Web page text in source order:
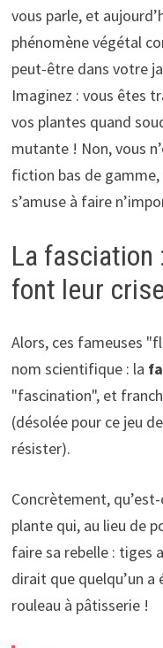
vous parle, et
phénomène végétal
peut-être dans votre
Imaginez : vous êtes
vos plantes quand
mutante ! Non, vous
fiction bas de gamme,
s’amuse à faire
La fasciation
font leur
Alors, ces fameuses
nom scientifique : la
"fascination", et
(désolée pour ce jeu
résister).
Concrètement,
plante qui, au lieu de
faire sa rebelle : tiges
dirait que quelqu’un a
rouleau à pâtisserie !